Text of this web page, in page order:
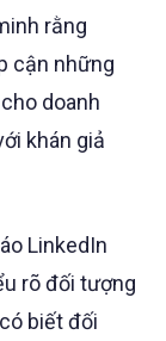
rằng
cận những
doanh
khán giả
LinkedIn
rõ đối tượng
biết đối